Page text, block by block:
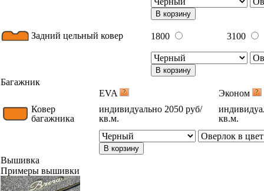
В корзину
Задний цельный ковер 1800 3100
В корзину
Багажник
EVA
Эконом
Ковер
багажника
индивидуально 2050 руб/
кв.м.
кв.м.
В корзину
Вышивка
Примеры вышивки